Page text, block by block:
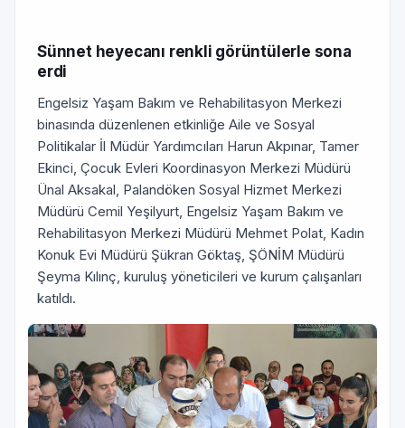
Sünnet heyecanı renkli görüntülerle sona
erdi
Engelsiz Yaşam Bakım ve Rehabilitasyon Merkezi
binasında düzenlenen etkinliğe Aile ve Sosyal
Politikalar İl Müdür Yardımcıları Harun Akpınar, Tamer
Ekinci, Çocuk Evleri Koordinasyon Merkezi Müdürü
Ünal Aksakal, Palandöken Sosyal Hizmet Merkezi
Müdürü Cemil Yeşilyurt, Engelsiz Yaşam Bakım ve
Rehabilitasyon Merkezi Müdürü Mehmet Polat, Kadın
Konuk Evi Müdürü Şükran Göktaş, ŞÖNİM Müdürü
Şeyma Kılınç, kuruluş yöneticileri ve kurum çalışanları
katıldı.